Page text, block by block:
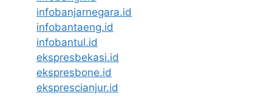
infobanjarnegara.id
infobantaeng.id
infobantul.id
ekspresbekasi.id
ekspresbone.id
eksprescianjur.id